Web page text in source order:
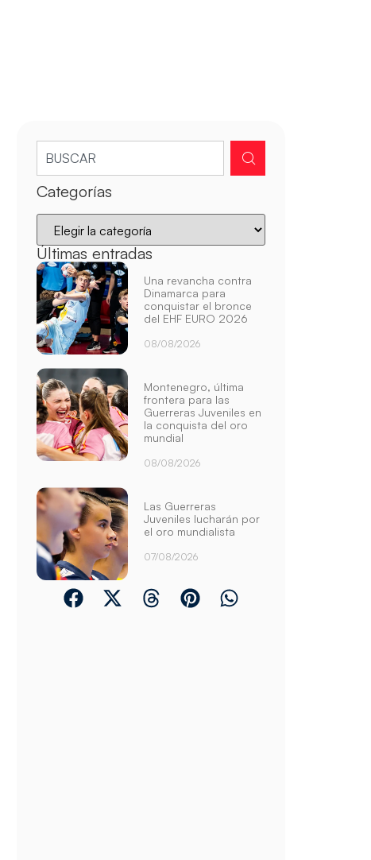
Categorías
Últimas entradas
Una revancha contra
Dinamarca para
conquistar el bronce
del EHF EURO 2026
08/08/2026
Montenegro, última
frontera para las
Guerreras Juveniles en
la conquista del oro
mundial
08/08/2026
Las Guerreras
Juveniles lucharán por
el oro mundialista
07/08/2026